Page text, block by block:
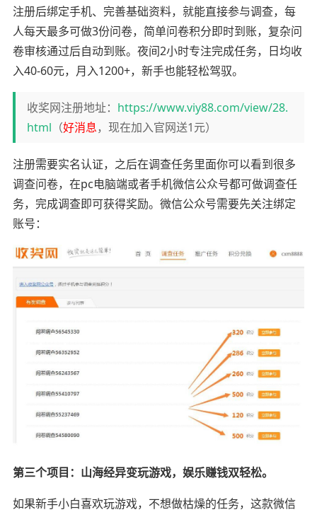
注册后绑定手机、完善基础资料，就能直接参与调查，每
人每天最多可做3份问卷，简单问卷积分即时到账，复杂问
卷审核通过后自动到账。夜间2小时专注完成任务，日均收
入40-60元，月入1200+，新手也能轻松驾驭。
收奖网注册地址： https://www.viy88.com/view/28.
html （好消息，现在加入官网送1元）
注册需要实名认证，之后在调查任务里面你可以看到很多
调查问卷，在pc电脑端或者手机微信公众号都可做调查任
务，完成调查即可获得奖励。微信公众号需要先关注绑定
账号：
第三个项目：山海经异变玩游戏，娱乐赚钱双轻松。
如果新手小白喜欢玩游戏，不想做枯燥的任务，这款微信